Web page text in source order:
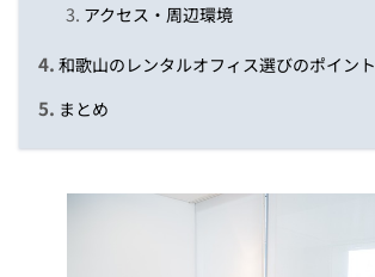
アクセス・周辺環境
和歌山のレンタルオフィス選びのポイント
まとめ